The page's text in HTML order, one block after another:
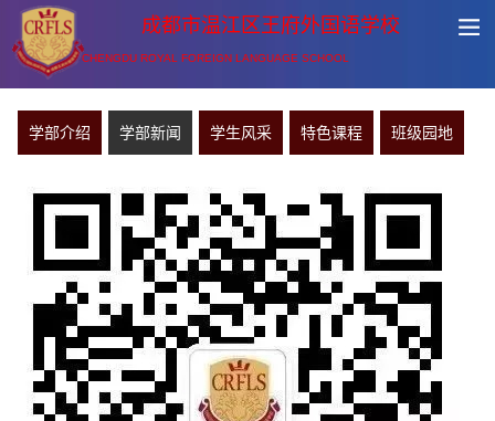
成都市温江区王府外国语学校
CHENGDU ROYAL FOREIGN LANGUAGE SCHOOL
学部介绍 学部新闻 学生风采 特色课程 班级园地